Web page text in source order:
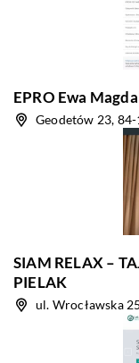
EPRO Ewa
Geodetów 23,
SIAM RELAX –
PIELAK
ul. Wrocławska